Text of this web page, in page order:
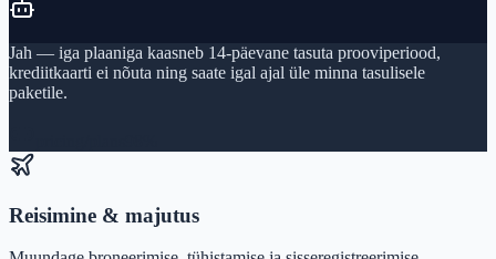
Jah — iga plaaniga kaasneb 14-päevane tasuta prooviperiood,
krediitkaarti ei nõuta ning saate igal ajal üle minna tasulisele
paketile.
Reisimine & majutus